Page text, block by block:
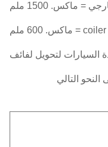
= ماكس. 1500 ملم
600 ملم
السيارات لتحويل لفائف
التالي